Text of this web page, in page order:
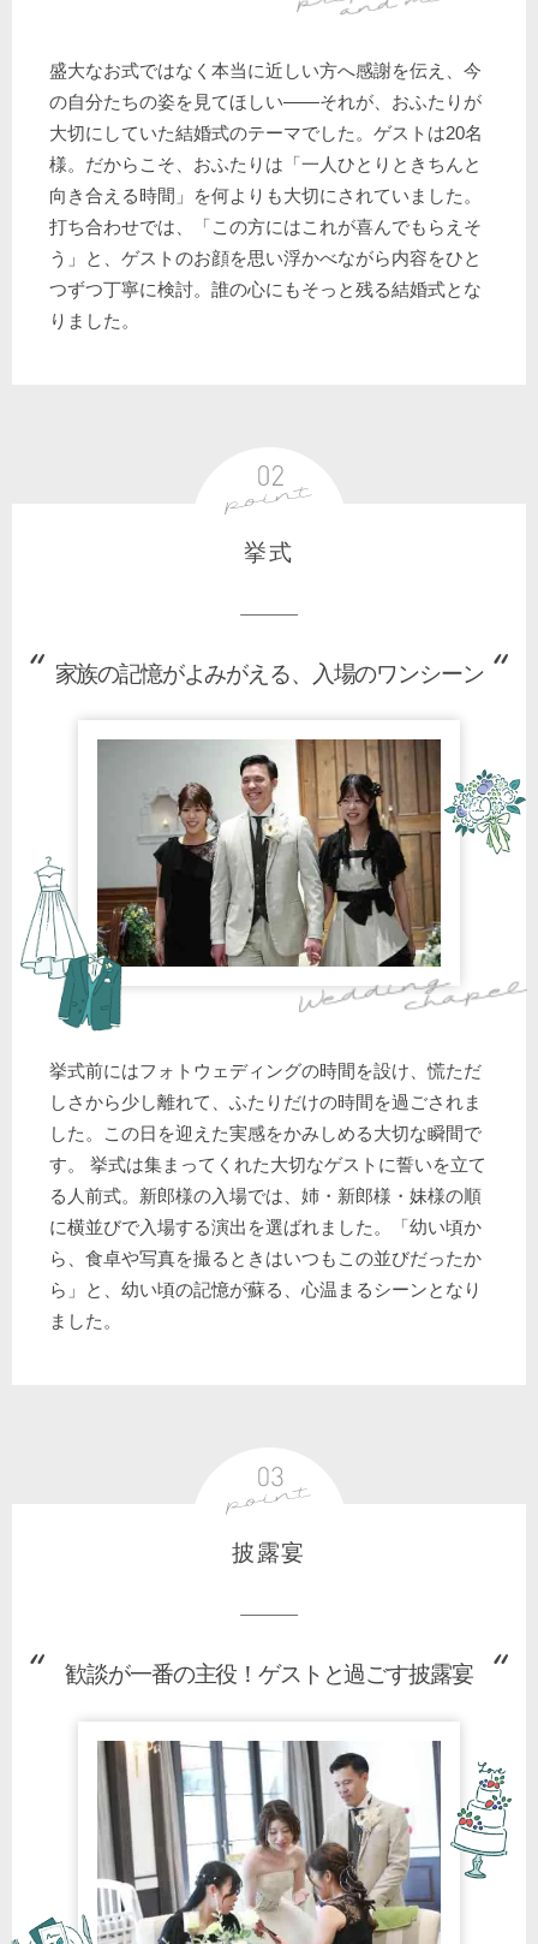
盛大なお式ではなく本当に近しい方へ感謝を伝え、今
の自分たちの姿を見てほしい――それが、おふたりが
大切にしていた結婚式のテーマでした。ゲストは20名
様。だからこそ、おふたりは「一人ひとりときちんと
向き合える時間」を何よりも大切にされていました。
打ち合わせでは、「この方にはこれが喜んでもらえそ
う」と、ゲストのお顔を思い浮かべながら内容をひと
つずつ丁寧に検討。誰の心にもそっと残る結婚式とな
りました。
挙式
家族の記憶がよみがえる、入場のワンシーン
挙式前にはフォトウェディングの時間を設け、慌ただ
しさから少し離れて、ふたりだけの時間を過ごされま
した。この日を迎えた実感をかみしめる大切な瞬間で
す。 挙式は集まってくれた大切なゲストに誓いを立て
る人前式。新郎様の入場では、姉・新郎様・妹様の順
に横並びで入場する演出を選ばれました。「幼い頃か
ら、食卓や写真を撮るときはいつもこの並びだったか
ら」と、幼い頃の記憶が蘇る、心温まるシーンとなり
ました。
披露宴
歓談が一番の主役！ゲストと過ごす披露宴